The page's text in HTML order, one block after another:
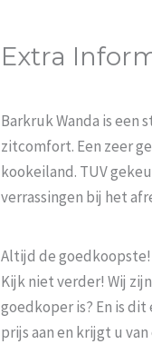
Extra
Barkruk Wanda is een
zitcomfort. Een zeer
kookeiland. TUV
verrassingen bij het
Altijd de goedkoopste!
Kijk niet verder! Wij
goedkoper is? En is
prijs aan en krijgt u